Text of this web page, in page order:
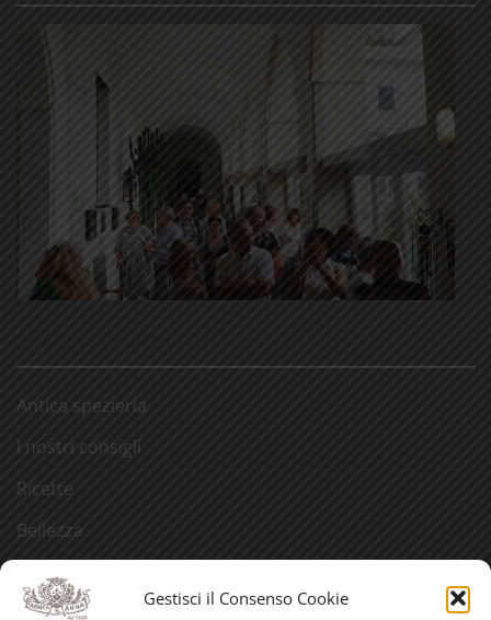
Gestisci il Consenso Cookie
Antica spezieria
I nostri consigli
Ricette
Bellezza
Aforismi
Eventi